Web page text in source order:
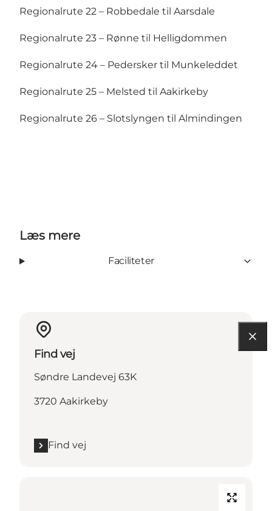
Regionalrute 22 – Robbedale til Aarsdale
Regionalrute 23 – Rønne til Helligdommen
Regionalrute 24 – Pedersker til Munkeleddet
Regionalrute 25 – Melsted til Aakirkeby
Regionalrute 26 – Slotslyngen til Almindingen
Læs mere
Faciliteter
Find vej
Søndre Landevej 63K
3720 Aakirkeby
Find vej